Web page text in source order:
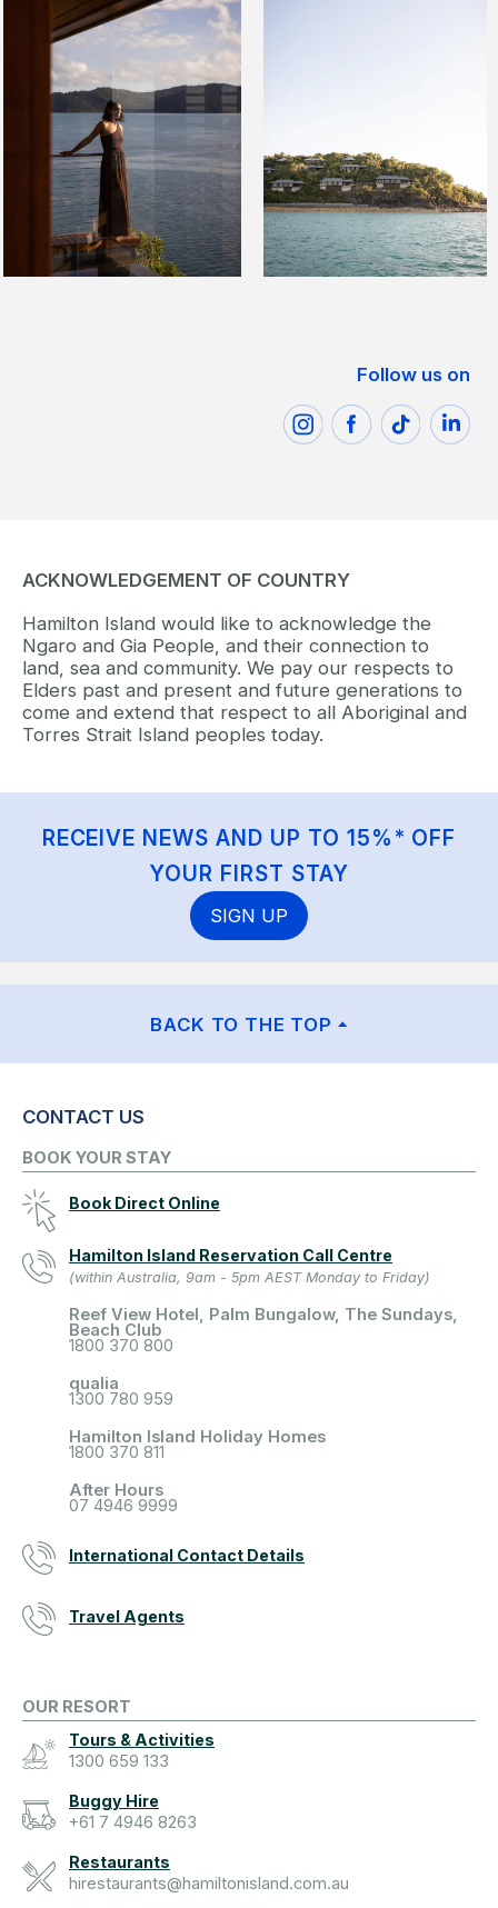
Follow us on
ACKNOWLEDGEMENT OF COUNTRY
Hamilton Island would like to acknowledge the
Ngaro and Gia People, and their connection to
land, sea and community. We pay our respects to
Elders past and present and future generations to
come and extend that respect to all Aboriginal and
Torres Strait Island peoples today.
RECEIVE NEWS AND UP TO 15%* OFF
YOUR FIRST STAY
SIGN UP
BACK TO THE TOP
CONTACT US
BOOK YOUR STAY
Book Direct Online
Hamilton Island Reservation Call Centre
(within Australia, 9am - 5pm AEST Monday to Friday)
Reef View Hotel, Palm Bungalow, The Sundays,
Beach Club
1800 370 800
qualia
1300 780 959
Hamilton Island Holiday Homes
1800 370 811
After Hours
07 4946 9999
International Contact Details
Travel Agents
OUR RESORT
Tours & Activities
1300 659 133
Buggy Hire
+61 7 4946 8263
Restaurants
hirestaurants@hamiltonisland.com.au